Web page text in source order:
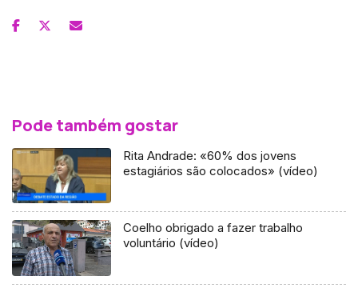
Pode também gostar
Rita Andrade: «60% dos jovens
estagiários são colocados» (vídeo)
Coelho obrigado a fazer trabalho
voluntário (vídeo)